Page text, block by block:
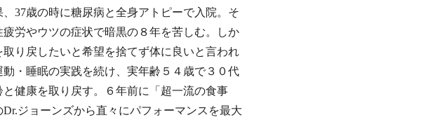
、37歳の時に糖尿病と全身アトピーで入院。そ
疲労やウツの症状で暗黒の８年を苦しむ。しか
取り戻したいと希望を捨てず体に良いと言われ
動・睡眠の実践を続け、実年齢５４歳で３０代
と健康を取り戻す。６年前に「超一流の食事
Dr.ジョーンズから直々にパフォーマンスを最大